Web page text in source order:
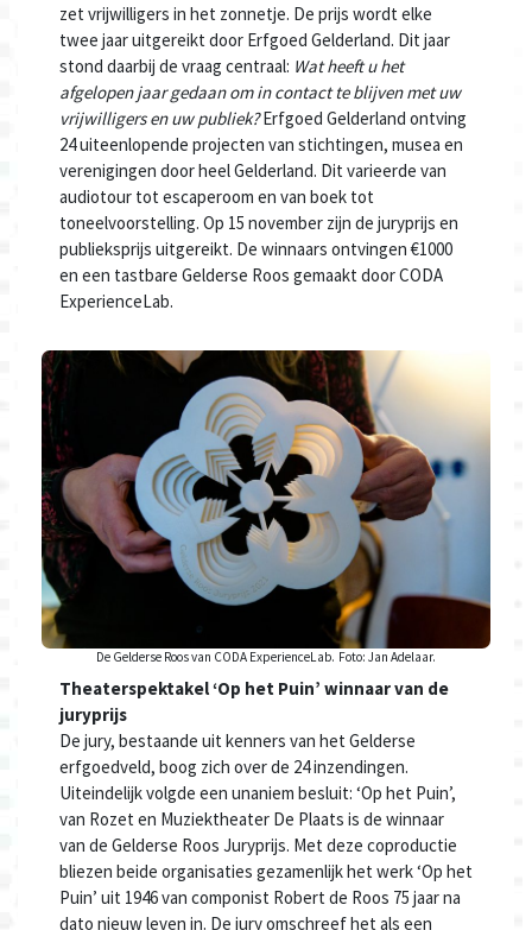
zet vrijwilligers in het zonnetje. De prijs wordt elke
twee jaar uitgereikt door Erfgoed Gelderland. Dit jaar
stond daarbij de vraag centraal: Wat heeft u het
afgelopen jaar gedaan om in contact te blijven met uw
vrijwilligers en uw publiek?Erfgoed Gelderland ontving
24 uiteenlopende projecten van stichtingen, musea en
verenigingen door heel Gelderland. Dit varieerde van
audiotour tot escaperoom en van boek tot
toneelvoorstelling. Op 15 november zijn de juryprijs en
publieksprijs uitgereikt. De winnaars ontvingen €1000
en een tastbare Gelderse Roos gemaakt door CODA
ExperienceLab.
De Gelderse Roos van CODA ExperienceLab. Foto: Jan Adelaar.
Theaterspektakel ‘Op het Puin’ winnaar van de
juryprijs
De jury, bestaande uit kenners van het Gelderse
erfgoedveld, boog zich over de 24 inzendingen.
Uiteindelijk volgde een unaniem besluit: ‘Op het Puin’,
van Rozet en Muziektheater De Plaats is de winnaar
van de Gelderse Roos Juryprijs. Met deze coproductie
bliezen beide organisaties gezamenlijk het werk ‘Op het
Puin’ uit 1946 van componist Robert de Roos 75 jaar na
dato nieuw leven in. De jury omschreef het als een